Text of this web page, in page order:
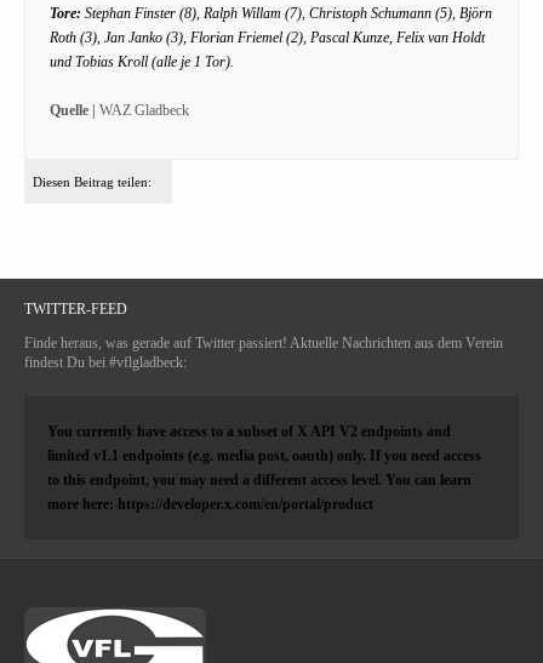
Tore: Stephan Finster (8), Ralph Willam (7), Christoph Schumann (5), Björn
Roth (3), Jan Janko (3), Florian Friemel (2), Pascal Kunze, Felix van Holdt
und Tobias Kroll (alle je 1 Tor).
Quelle | WAZ Gladbeck
Diesen Beitrag teilen:
TWITTER-FEED
Finde heraus, was gerade auf Twitter passiert! Aktuelle Nachrichten aus dem Verein
findest Du bei #vflgladbeck:
You currently have access to a subset of X API V2 endpoints and
limited v1.1 endpoints (e.g. media post, oauth) only. If you need access
to this endpoint, you may need a different access level. You can learn
more here: https://developer.x.com/en/portal/product